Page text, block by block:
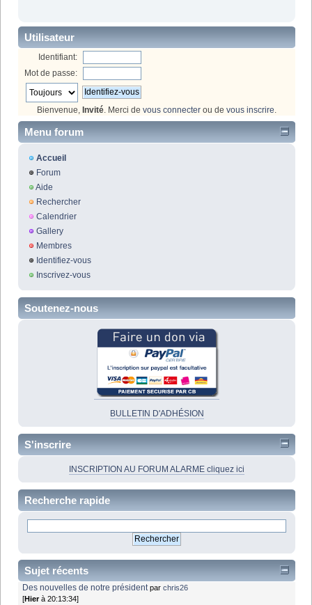
Utilisateur
Identifiant:
Mot de passe:
Bienvenue, Invité . Merci de vous connecter ou de vous inscrire
Menu forum
Accueil
Forum
Aide
Rechercher
Calendrier
Gallery
Membres
Identifiez-vous
Inscrivez-vous
Soutenez-nous
BULLETIN D'ADHÉSION
S'inscrire
INSCRIPTION AU FORUM ALARME cliquez ici
Recherche rapide
Sujet récents
Des nouvelles de notre président parchris26
[Hierà 20:13:34]